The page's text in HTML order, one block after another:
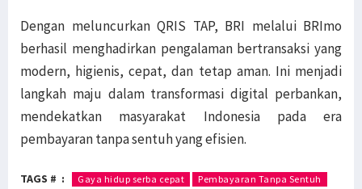
Dengan meluncurkan QRIS TAP, BRI melalui BRImo
berhasil menghadirkan pengalaman bertransaksi yang
modern, higienis, cepat, dan tetap aman. Ini menjadi
langkah maju dalam transformasi digital perbankan,
mendekatkan masyarakat Indonesia pada era
pembayaran tanpa sentuh yang efisien.
TAGS # : Gaya hidup serba cepat Pembayaran Tanpa Sentuh